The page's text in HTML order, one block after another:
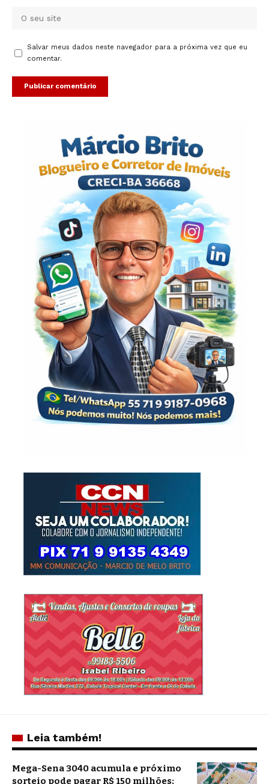
Salvar meus dados neste navegador para a próxima vez que eu
comentar.
Leia também!
Mega-Sena 3040 acumula e próximo
sorteio pode pagar R$ 150 milhões;